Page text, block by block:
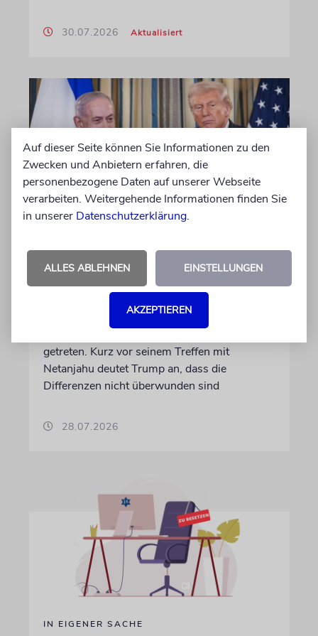
30.07.2026 Aktualisiert
Trump: Netanjahu will, dass
USA im Iran involviert
bleiben
Unterschiedliche Interessen Israels und der
getreten. Kurz vor seinem Treffen mit
Netanjahu deutet Trump an, dass die
Differenzen nicht überwunden sind
28.07.2026
IN EIGENER SACHE
Auf dieser Seite können Sie Informationen zu den
Zwecken und Anbietern erfahren, die
personenbezogene Daten auf unserer Webseite
verarbeiten. Weitergehende Informationen finden Sie
in unserer Datenschutzerklärung.
ALLES ABLEHNEN EINSTELLUNGEN
AKZEPTIEREN